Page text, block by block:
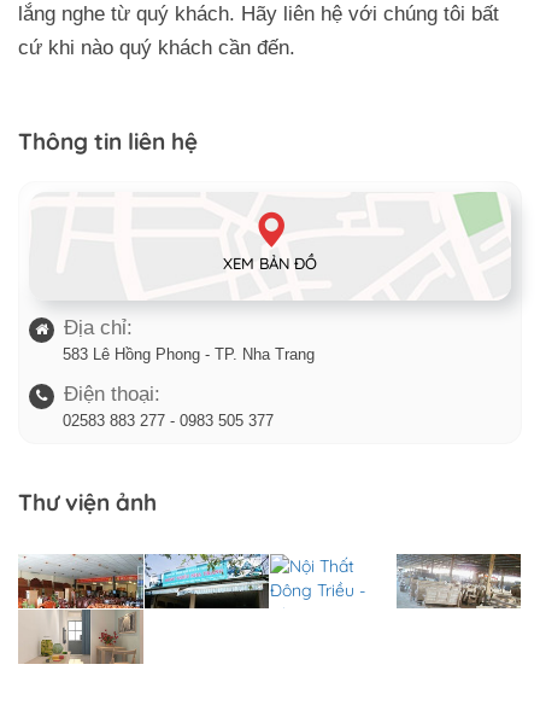
lắng nghe từ quý khách. Hãy liên hệ với chúng tôi bất
cứ khi nào quý khách cần đến.
Thông tin liên hệ
XEM BẢN ĐỒ
Địa chỉ:
583 Lê Hồng Phong - TP. Nha Trang
Điện thoại:
02583 883 277 - 0983 505 377
Thư viện ảnh